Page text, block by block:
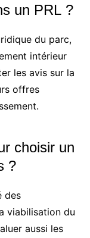
un PRL ?
du parc,
intérieur
les avis sur la
offres
choisir un
?
des
viabilisation du
aussi les